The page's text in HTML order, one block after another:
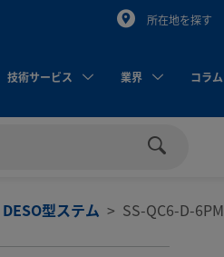
所在地を探す
技術サービス 業界 コラム
DESO型ステム SS-QC6-D-6PM